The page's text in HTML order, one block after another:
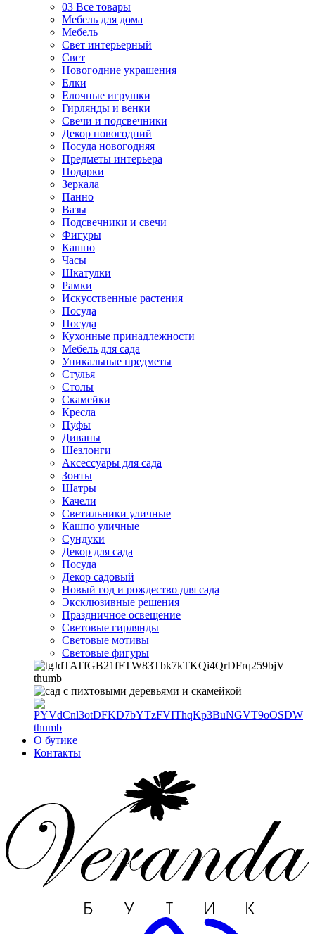
03 Все товары
Мебель для дома
Мебель
Свет интерьерный
Свет
Новогодние украшения
Елки
Елочные игрушки
Гирлянды и венки
Свечи и подсвечники
Декор новогодний
Посуда новогодняя
Предметы интерьера
Подарки
Зеркала
Панно
Вазы
Подсвечники и свечи
Фигуры
Кашпо
Часы
Шкатулки
Рамки
Искусственные растения
Посуда
Посуда
Кухонные принадлежности
Мебель для сада
Уникальные предметы
Стулья
Столы
Скамейки
Кресла
Пуфы
Диваны
Шезлонги
Аксессуары для сада
Зонты
Шатры
Качели
Cветильники уличные
Кашпо уличные
Сундуки
Декор для сада
Посуда
Декор садовый
Новый год и рождество для сада
Эксклюзивные решения
Праздничное освещение
Световые гирлянды
Световые мотивы
Световые фигуры
О бутике
Контакты